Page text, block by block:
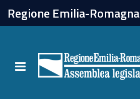
Regione Emilia-Romagna
Toggle navigation
chiudi
Attività